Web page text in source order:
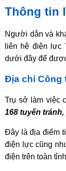
Thông tin
Người dân và
liên hệ điện lực
dưới đây để
Địa chỉ Công
Trụ sở làm việc
168 tuyến
Đây là địa điểm
điện lực cũng
điện trên toàn